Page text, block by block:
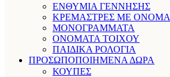
ΕΝΘΥΜΙΑ ΓΕΝΝΗΣΗΣ
ΚΡΕΜΑΣΤΡΕΣ ΜΕ ΟΝΟΜΑ
ΜΟΝΟΓΡΑΜΜΑΤΑ
ΟΝΟΜΑΤΑ ΤΟΙΧΟΥ
ΠΑΙΔΙΚΑ ΡΟΛΟΓΙΑ
ΠΡΟΣΩΠΟΠΟΙΗΜΕΝΑ ΔΩΡΑ
ΚΟΥΠΕΣ